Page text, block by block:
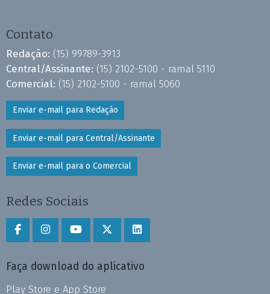
Contato
Redação: (15) 99789-3913
Central/Assinante: (15) 2102-5100 - ramal 5110
Comercial: (15) 2102-5100 - ramal 5060
Enviar e-mail para Redação
Enviar e-mail para Central/Assinante
Enviar e-mail para o Comercial
Redes Sociais
Faça download do aplicativo
Play Store e App Store